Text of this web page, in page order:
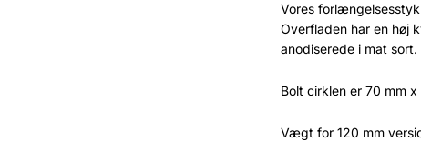
Vores
Overfladen har en høj
anodiserede i mat sort.
Bolt cirklen er 70 mm
Vægt for 120 mm